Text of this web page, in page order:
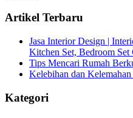
Artikel Terbaru
Jasa Interior Design |
Kitchen Set, Bedroom Set
Tips Mencari Rumah
Kelebihan dan
Kategori